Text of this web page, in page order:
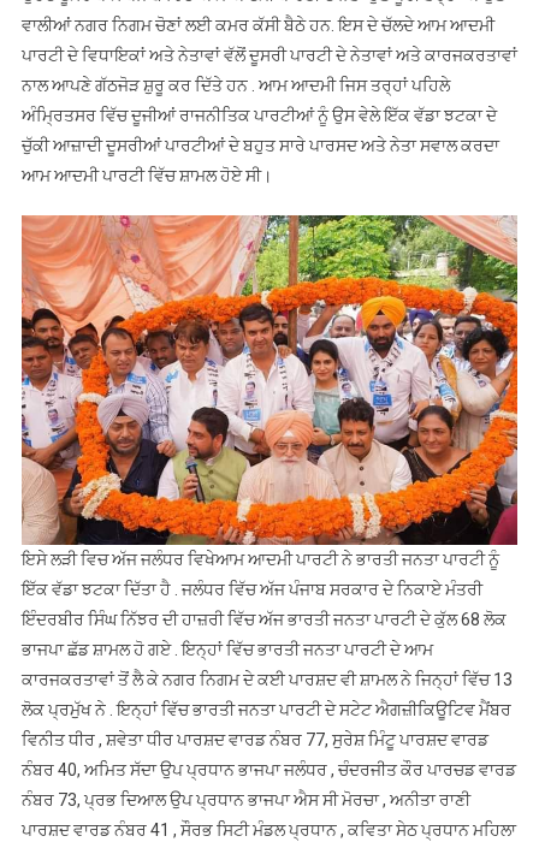
ਵਾਲੀਆਂ ਨਗਰ ਨਿਗਮ ਚੋਣਾਂ ਲਈ ਕਮਰ ਕੱਸੀ ਬੈਠੇ ਹਨ. ਇਸ ਦੇ ਚੱਲਦੇ ਆਮ ਆਦਮੀ
ਪਾਰਟੀ ਦੇ ਵਿਧਾਇਕਾਂ ਅਤੇ ਨੇਤਾਵਾਂ ਵੱਲੋਂ ਦੂਸਰੀ ਪਾਰਟੀ ਦੇ ਨੇਤਾਵਾਂ ਅਤੇ ਕਾਰਜਕਰਤਾਵਾਂ
ਨਾਲ ਆਪਣੇ ਗੱਠਜੋੜ ਸ਼ੁਰੂ ਕਰ ਦਿੱਤੇ ਹਨ . ਆਮ ਆਦਮੀ ਜਿਸ ਤਰ੍ਹਾਂ ਪਹਿਲੇ
ਅੰਮ੍ਰਿਤਸਰ ਵਿੱਚ ਦੂਜੀਆਂ ਰਾਜਨੀਤਿਕ ਪਾਰਟੀਆਂ ਨੂੰ ਉਸ ਵੇਲੇ ਇੱਕ ਵੱਡਾ ਝਟਕਾ ਦੇ
ਚੁੱਕੀ ਆਜ਼ਾਦੀ ਦੂਸਰੀਆਂ ਪਾਰਟੀਆਂ ਦੇ ਬਹੁਤ ਸਾਰੇ ਪਾਰਸਦ ਅਤੇ ਨੇਤਾ ਸਵਾਲ ਕਰਦਾ
ਆਮ ਆਦਮੀ ਪਾਰਟੀ ਵਿੱਚ ਸ਼ਾਮਲ ਹੋਏ ਸੀ।
ਇਸੇ ਲੜੀ ਵਿਚ ਅੱਜ ਜਲੰਧਰ ਵਿਖੇਆਮ ਆਦਮੀ ਪਾਰਟੀ ਨੇ ਭਾਰਤੀ ਜਨਤਾ ਪਾਰਟੀ ਨੂੰ
ਇੱਕ ਵੱਡਾ ਝਟਕਾ ਦਿੱਤਾ ਹੈ . ਜਲੰਧਰ ਵਿੱਚ ਅੱਜ ਪੰਜਾਬ ਸਰਕਾਰ ਦੇ ਨਿਕਾਏ ਮੰਤਰੀ
ਇੰਦਰਬੀਰ ਸਿੰਘ ਨਿੱਝਰ ਦੀ ਹਾਜ਼ਰੀ ਵਿੱਚ ਅੱਜ ਭਾਰਤੀ ਜਨਤਾ ਪਾਰਟੀ ਦੇ ਕੁੱਲ 68 ਲੋਕ
ਭਾਜਪਾ ਛੱਡ ਸ਼ਾਮਲ ਹੋ ਗਏ . ਇਨ੍ਹਾਂ ਵਿੱਚ ਭਾਰਤੀ ਜਨਤਾ ਪਾਰਟੀ ਦੇ ਆਮ
ਕਾਰਜਕਰਤਾਵਾਂ ਤੋਂ ਲੈ ਕੇ ਨਗਰ ਨਿਗਮ ਦੇ ਕਈ ਪਾਰਸ਼ਦ ਵੀ ਸ਼ਾਮਲ ਨੇ ਜਿਨ੍ਹਾਂ ਵਿੱਚ 13
ਲੋਕ ਪ੍ਰਮੁੱਖ ਨੇ . ਇਨ੍ਹਾਂ ਵਿੱਚ ਭਾਰਤੀ ਜਨਤਾ ਪਾਰਟੀ ਦੇ ਸਟੇਟ ਐਗਜ਼ੀਕਿਊਟਿਵ ਮੈਂਬਰ
ਵਿਨੀਤ ਧੀਰ , ਸ਼ਵੇਤਾ ਧੀਰ ਪਾਰਸ਼ਦ ਵਾਰਡ ਨੰਬਰ 77, ਸੁਰੇਸ਼ ਮਿੰਟੂ ਪਾਰਸ਼ਦ ਵਾਰਡ
ਨੰਬਰ 40, ਅਮਿਤ ਸੱਦਾ ਉਪ ਪ੍ਰਧਾਨ ਭਾਜਪਾ ਜਲੰਧਰ , ਚੰਦਰਜੀਤ ਕੌਰ ਪਾਰਚਡ ਵਾਰਡ
ਨੰਬਰ 73, ਪ੍ਰਭ ਦਿਆਲ ਉਪ ਪ੍ਰਧਾਨ ਭਾਜਪਾ ਐਸ ਸੀ ਮੋਰਚਾ , ਅਨੀਤਾ ਰਾਣੀ
ਪਾਰਸ਼ਦ ਵਾਰਡ ਨੰਬਰ 41 , ਸੌਰਭ ਸਿਟੀ ਮੰਡਲ ਪ੍ਰਧਾਨ , ਕਵਿਤਾ ਸੇਠ ਪ੍ਰਧਾਨ ਮਹਿਲਾ